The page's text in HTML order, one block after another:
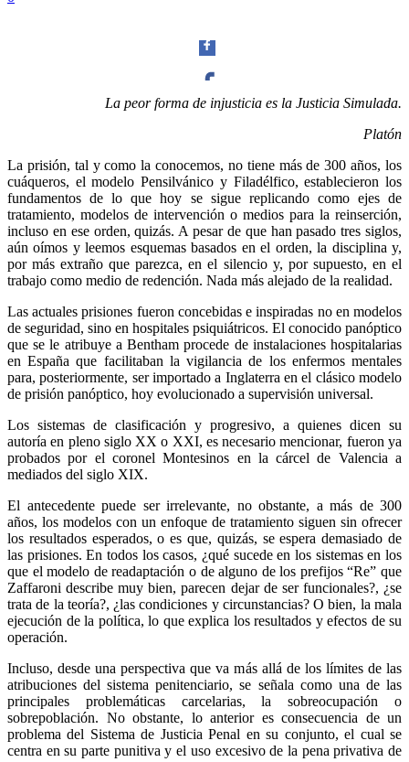
Twitter
Whatsapp
La peor forma de injusticia es la Justicia Simulada.
Platón
La prisión, tal y como la conocemos, no tiene más de 300 años, los
cuáqueros, el modelo Pensilvánico y Filadélfico, establecieron los
fundamentos de lo que hoy se sigue replicando como ejes de
tratamiento, modelos de intervención o medios para la reinserción,
incluso en ese orden, quizás. A pesar de que han pasado tres siglos,
aún oímos y leemos esquemas basados en el orden, la disciplina y,
por más extraño que parezca, en el silencio y, por supuesto, en el
trabajo como medio de redención. Nada más alejado de la realidad.
Las actuales prisiones fueron concebidas e inspiradas no en modelos
de seguridad, sino en hospitales psiquiátricos. El conocido panóptico
que se le atribuye a Bentham procede de instalaciones hospitalarias
en España que facilitaban la vigilancia de los enfermos mentales
para, posteriormente, ser importado a Inglaterra en el clásico modelo
de prisión panóptico, hoy evolucionado a supervisión universal.
Los sistemas de clasificación y progresivo, a quienes dicen su
autoría en pleno siglo XX o XXI, es necesario mencionar, fueron ya
probados por el coronel Montesinos en la cárcel de Valencia a
mediados del siglo XIX.
El antecedente puede ser irrelevante, no obstante, a más de 300
años, los modelos con un enfoque de tratamiento siguen sin ofrecer
los resultados esperados, o es que, quizás, se espera demasiado de
las prisiones. En todos los casos, ¿qué sucede en los sistemas en los
que el modelo de readaptación o de alguno de los prefijos “Re” que
Zaffaroni describe muy bien, parecen dejar de ser funcionales?, ¿se
trata de la teoría?, ¿las condiciones y circunstancias? O bien, la mala
ejecución de la política, lo que explica los resultados y efectos de su
operación.
Incluso, desde una perspectiva que va más allá de los límites de las
atribuciones del sistema penitenciario, se señala como una de las
principales problemáticas carcelarias, la sobreocupación o
sobrepoblación. No obstante, lo anterior es consecuencia de un
problema del Sistema de Justicia Penal en su conjunto, el cual se
centra en su parte punitiva y el uso excesivo de la pena privativa de